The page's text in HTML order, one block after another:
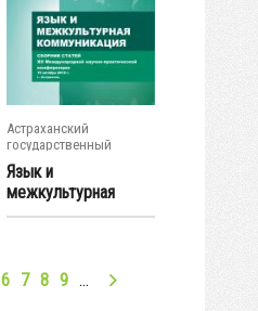
Астраханский
государственный
университет
Язык и
межкультурная
коммуникация:
6 7 8 9 …